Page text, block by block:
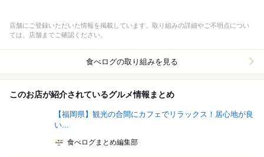
店舗にご登録いただいた情報を掲載しています。取り組みの詳細やご不明点につい
ては、店舗までご確認ください。
食べログの取り組みを見る
このお店が紹介されているグルメ情報まとめ
【福岡県】観光の合間にカフェでリラックス！居心地が良
い...
食べログまとめ編集部